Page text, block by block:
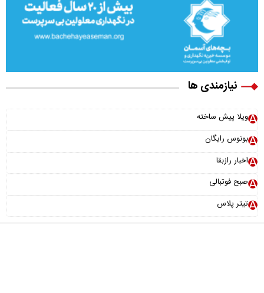
نیازمندی ها
ویلا پیش ساخته
بونوس رایگان
اخبار رازبقا
صبح فوتبالی
تیتر پلاس